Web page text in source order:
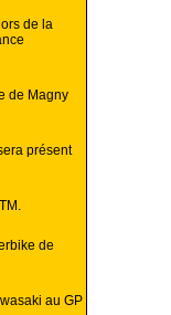
de la
de Magny
présent
de
au GP